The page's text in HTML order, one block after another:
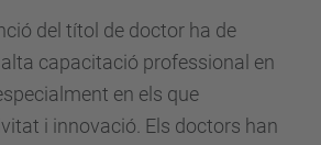
del títol de doctor ha de
capacitació professional en
en els que
i innovació. Els doctors han